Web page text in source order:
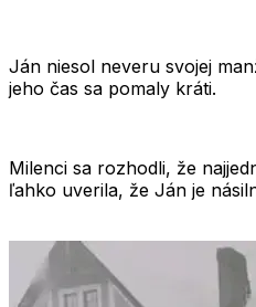
Ján niesol neveru svojej
jeho čas sa pomaly kráti.
Milenci sa rozhodli, že
ľahko uverila, že Ján je